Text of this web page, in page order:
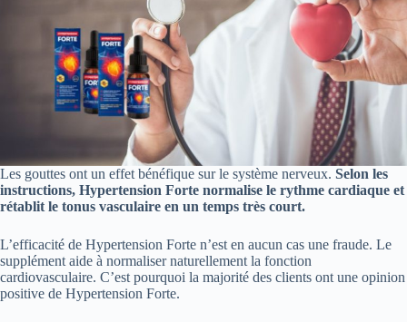
Les gouttes ont un effet bénéfique sur le système nerveux. Selon les
instructions, Hypertension Forte normalise le rythme cardiaque et
rétablit le tonus vasculaire en un temps très court.
L’efficacité de Hypertension Forte n’est en aucun cas une fraude. Le
supplément aide à normaliser naturellement la fonction
cardiovasculaire. C’est pourquoi la majorité des clients ont une opinion
positive de Hypertension Forte.